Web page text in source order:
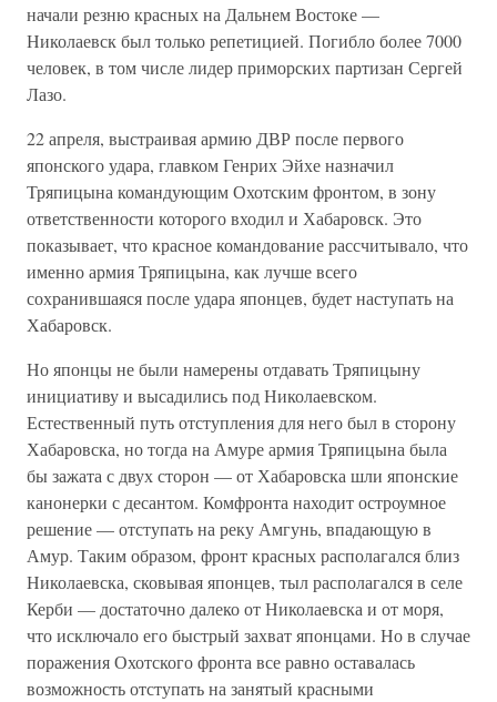
начали резню красных на Дальнем Востоке —
Николаевск был только репетицией. Погибло более 7000
человек, в том числе лидер приморских партизан Сергей
Лазо.
22 апреля, выстраивая армию ДВР после первого
японского удара, главком Генрих Эйхе назначил
Тряпицына командующим Охотским фронтом, в зону
ответственности которого входил и Хабаровск. Это
показывает, что красное командование рассчитывало, что
именно армия Тряпицына, как лучше всего
сохранившаяся после удара японцев, будет наступать на
Хабаровск.
Но японцы не были намерены отдавать Тряпицыну
инициативу и высадились под Николаевском.
Естественный путь отступления для него был в сторону
Хабаровска, но тогда на Амуре армия Тряпицына была
бы зажата с двух сторон — от Хабаровска шли японские
канонерки с десантом. Комфронта находит остроумное
решение — отступать на реку Амгунь, впадающую в
Амур. Таким образом, фронт красных располагался близ
Николаевска, сковывая японцев, тыл располагался в селе
Керби — достаточно далеко от Николаевска и от моря,
что исключало его быстрый захват японцами. Но в случае
поражения Охотского фронта все равно оставалась
возможность отступать на занятый красными